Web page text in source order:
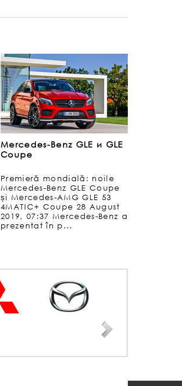
Mercedes-Benz GLE и GLE
Coupe
Premieră mondială: noile
Mercedes-Benz GLE Coupe
și Mercedes-AMG GLE 53
4MATIC+ Coupe 28 August
2019, 07:37 Mercedes-Benz a
prezentat în p...